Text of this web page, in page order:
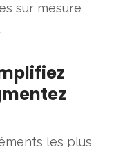
sur mesure
les plus